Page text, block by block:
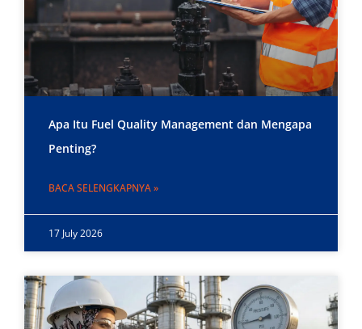
Apa Itu Fuel Quality Management dan Mengapa
Penting?
BACA SELENGKAPNYA »
17 July 2026